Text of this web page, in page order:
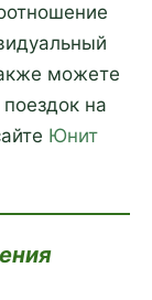
можете
на
Юнит